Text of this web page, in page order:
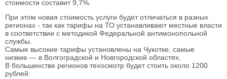
стоимости составит 9,7%.
При этом новая стоимость услуги будет отличаться в разных
регионах - так как тарифы на ТО устанавливают местные власти
в соответствии с методикой Федеральной антимонопольной
службы.
Самые высокие тарифы установлены на Чукотке, самые
низкие — в Волгоградской и Новгородской областях.
В большинстве регионов техосмотр будет стоить около 1200
рублей.